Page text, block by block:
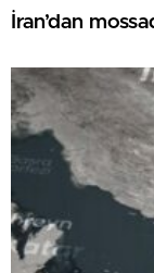
İran’dan